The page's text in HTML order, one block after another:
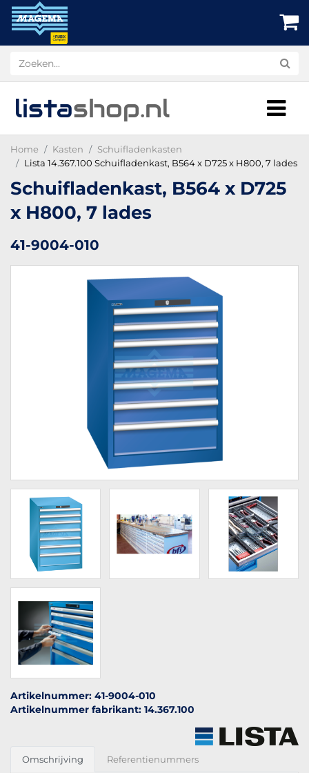
listashop.nl
Home Kasten
Schuifladenkasten
Lista 14.367.100 Schuifladenkast, B564 x D725 x H800, 7 lades
Schuifladenkast, B564 x D725
x H800, 7 lades
41-9004-010
Artikelnummer: 41-9004-010
Artikelnummer fabrikant: 14.367.100
Omschrijving Referentienummers